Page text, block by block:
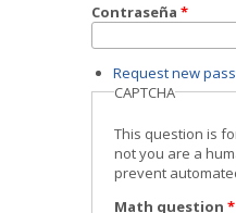
Contraseña *
Request new
CAPTCHA
This question is
not you are a
prevent
Math question *